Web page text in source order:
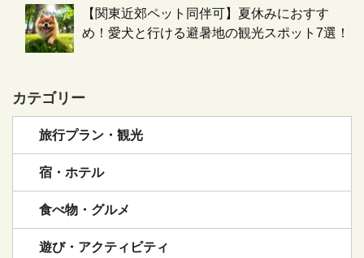
【関東近郊ペット同伴可】夏休みにおすす
め！愛犬と行ける避暑地の観光スポット7選！
カテゴリー
旅行プラン・観光
宿・ホテル
食べ物・グルメ
遊び・アクティビティ